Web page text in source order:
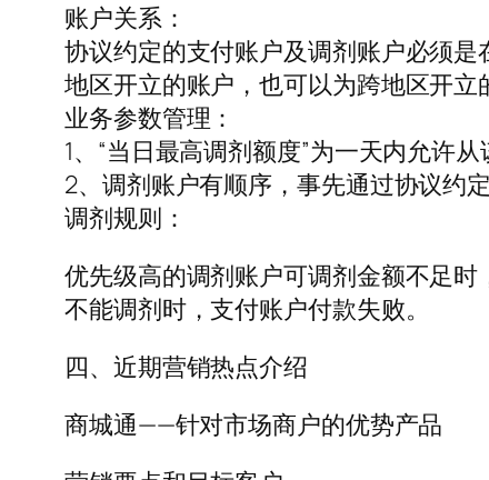
账户关系：
协议约定的支付账户及调剂账户必须
地区开立的账户，也可以为跨地区开立
业务参数管理：
1、“当日最高调剂额度”为一天内允许
2、调剂账户有顺序，事先通过协议约
调剂规则：
优先级高的调剂账户可调剂金额不足
不能调剂时，支付账户付款失败。
四、近期营销热点介绍
商城通——针对市场商户的优势产品